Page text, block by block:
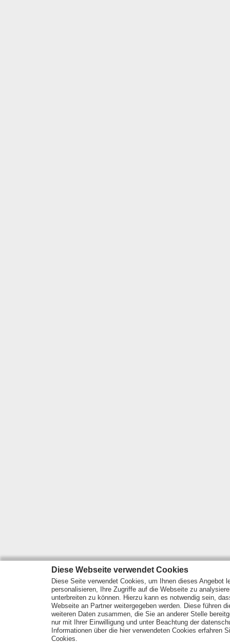
Diese Webseite verwendet Cookies
Diese Seite verwendet Cookies, um Ihnen dieses Angebot
personalisieren, Ihre Zugriffe auf die Webseite zu
unterbreiten zu können. Hierzu kann es notwendig sein,
Webseite an Partner weitergegeben werden. Diese führen
weiteren Daten zusammen, die Sie an anderer Stelle
nur mit Ihrer Einwilligung und unter Beachtung der
Informationen über die hier verwendeten Cookies erfahren
Cookies.